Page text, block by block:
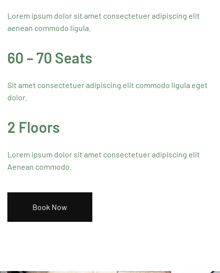
Lorem ipsum dolor sit amet consectetuer adipiscing elit
aenean commodo ligula.
60 – 70 Seats
Sit amet consectetuer adipiscing elit commodo ligula eget
dolor.
2 Floors
Lorem ipsum dolor sit amet consectetuer adipiscing elit
Aenean commodo.
Book Now